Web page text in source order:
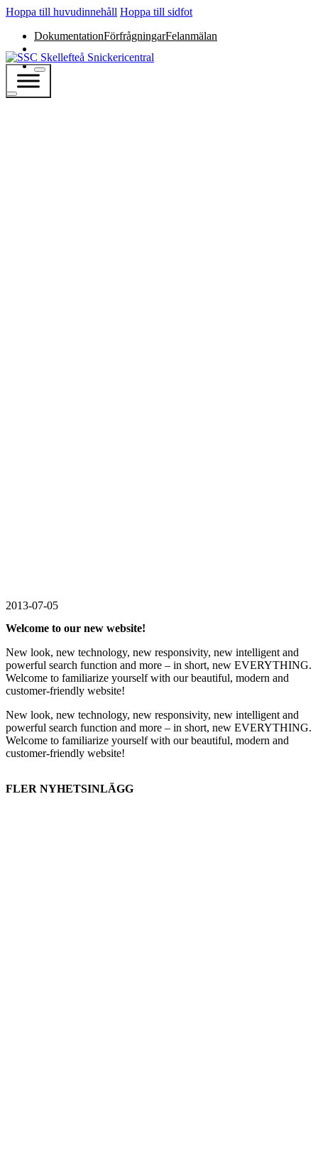
Hoppa till huvudinnehåll Hoppa till sidfot
DokumentationFörfrågningarFelanmälan
2013-07-05
Welcome to our new website!
New look, new technology, new responsivity, new intelligent and
powerful search function and more – in short, new EVERYTHING.
Welcome to familiarize yourself with our beautiful, modern and
customer-friendly website!
New look, new technology, new responsivity, new intelligent and
powerful search function and more – in short, new EVERYTHING.
Welcome to familiarize yourself with our beautiful, modern and
customer-friendly website!
FLER NYHETSINLÄGG